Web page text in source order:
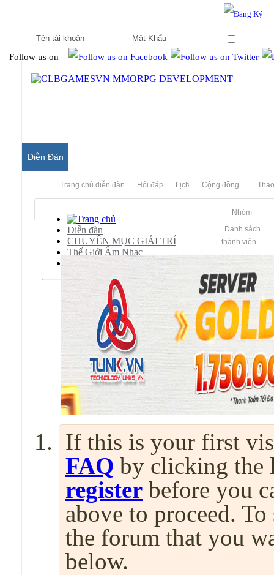
Follow us on
Diễn Đàn
Trang chủ diễn đàn Hỏi đáp Lịch Cộng đồng
Nhóm
Danh sách
thành viên
Diễn đàn
CHUYÊN MỤC GIẢI TRÍ
Thế Giới Âm Nhạc
[Lossless Album] Thư Viện Âm Nhạc
If this is your first
FAQ by clicking the
register before you
above to proceed.
the forum that you
below.